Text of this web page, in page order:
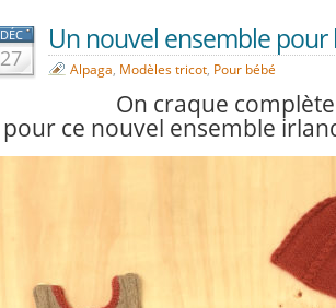
DÉC
27
Un nouvel ensemble pour
Alpaga, Modèles tricot, Pour bébé
On craque
pour ce nouvel ensemble